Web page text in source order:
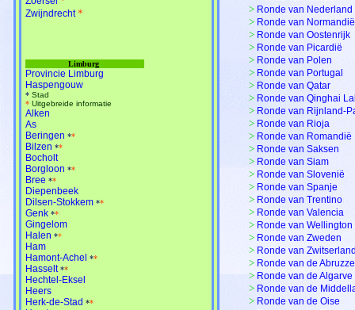
Zwijndrecht *
Limburg
Provincie Limburg
Haspengouw
* Stad
* Uitgebreide informatie
Alken
As
Beringen **
Bilzen **
Bocholt
Borgloon **
Bree **
Diepenbeek
Dilsen-Stokkem **
Genk **
Gingelom
Halen **
Ham
Hamont-Achel **
Hasselt **
Hechtel-Eksel
Heers
Herk-de-Stad **
> Ronde van Nederland
> Ronde van Normandië
> Ronde van Oostenrijk
> Ronde van Picardië
> Ronde van Polen
> Ronde van Portugal
> Ronde van Qatar
> Ronde van Qinghai
> Ronde van Rijnland-
> Ronde van Rioja
> Ronde van Romandië
> Ronde van Saksen
> Ronde van Siam
> Ronde van Slovenië
> Ronde van Spanje
> Ronde van Trentino
> Ronde van Valencia
> Ronde van Wellington
> Ronde van Zweden
> Ronde van
> Ronde van de
> Ronde van de Algarve
> Ronde van de
> Ronde van de Oise